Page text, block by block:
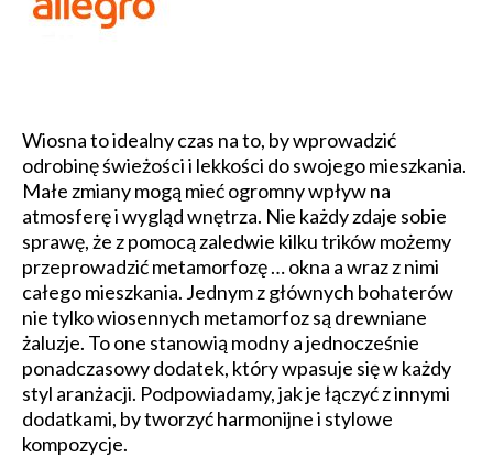
Wiosna to idealny czas na to, by wprowadzić
odrobinę świeżości i lekkości do swojego mieszkania.
Małe zmiany mogą mieć ogromny wpływ na
atmosferę i wygląd wnętrza. Nie każdy zdaje sobie
sprawę, że z pomocą zaledwie kilku trików możemy
przeprowadzić metamorfozę … okna a wraz z nimi
całego mieszkania. Jednym z głównych bohaterów
nie tylko wiosennych metamorfoz są drewniane
żaluzje. To one stanowią modny a jednocześnie
ponadczasowy dodatek, który wpasuje się w każdy
styl aranżacji. Podpowiadamy, jak je łączyć z innymi
dodatkami, by tworzyć harmonijne i stylowe
kompozycje.